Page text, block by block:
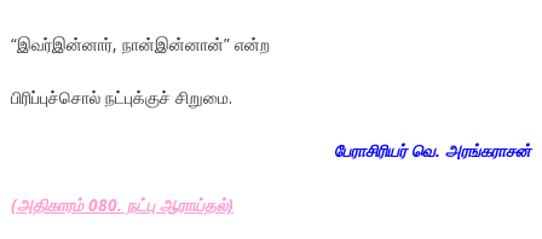
“இவர்இன்னார், நான்இன்னான்” என்ற
பிரிப்புச்சொல் நட்புக்குச் சிறுமை.
பேராசிரியர் வெ. அரங்கராசன்
(அதிகாரம் 080. நட்பு ஆராய்தல்)